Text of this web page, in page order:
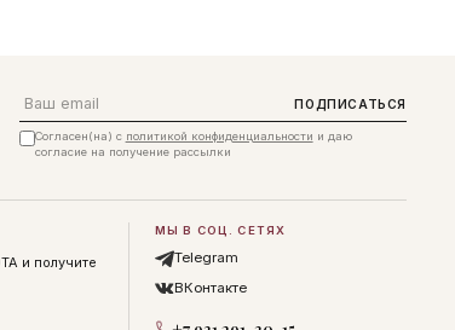
Email ПОДПИСАТЬСЯ
Согласен(на) с политикой конфиденциальности и даю
согласие на получение рассылки
и получите
МЫ В СОЦ. СЕТЯХ
Telegram
ВКонтакте